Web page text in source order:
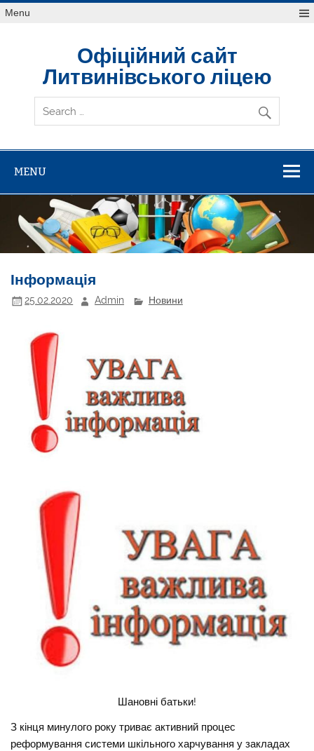
Skip
toMenu
Офіційний сайт
Литвинівського ліцею
MENU
Інформація
25.02.2020 Admin Новини
Шановні батьки!
З кінця минулого року триває активний процес
реформування системи шкільного харчування у закладах